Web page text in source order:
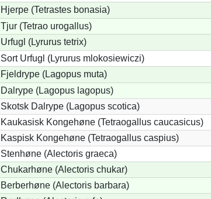
Hjerpe (Tetrastes bonasia)
Tjur (Tetrao urogallus)
Urfugl (Lyrurus tetrix)
Sort Urfugl (Lyrurus mlokosiewiczi)
Fjeldrype (Lagopus muta)
Dalrype (Lagopus lagopus)
Skotsk Dalrype (Lagopus scotica)
Kaukasisk Kongehøne (Tetraogallus caucasicus)
Kaspisk Kongehøne (Tetraogallus caspius)
Stenhøne (Alectoris graeca)
Chukarhøne (Alectoris chukar)
Berberhøne (Alectoris barbara)